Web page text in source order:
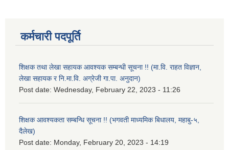
कर्मचारी पदपूर्ति
शिक्षक तथा लेखा सहायक आवश्यक सम्बन्धी सूचना !! (मा.वि. राहत विज्ञान,
लेखा सहायक र नि.मा.वि. अग्रेजी गा.पा. अनुदान)
Post date: Wednesday, February 22, 2023 - 11:26
शिक्षक आवश्यकता सम्बन्धि सूचना !! (भगवती माध्यमिक बिधालय, महाबु-५,
दैलेख)
Post date: Monday, February 20, 2023 - 14:19